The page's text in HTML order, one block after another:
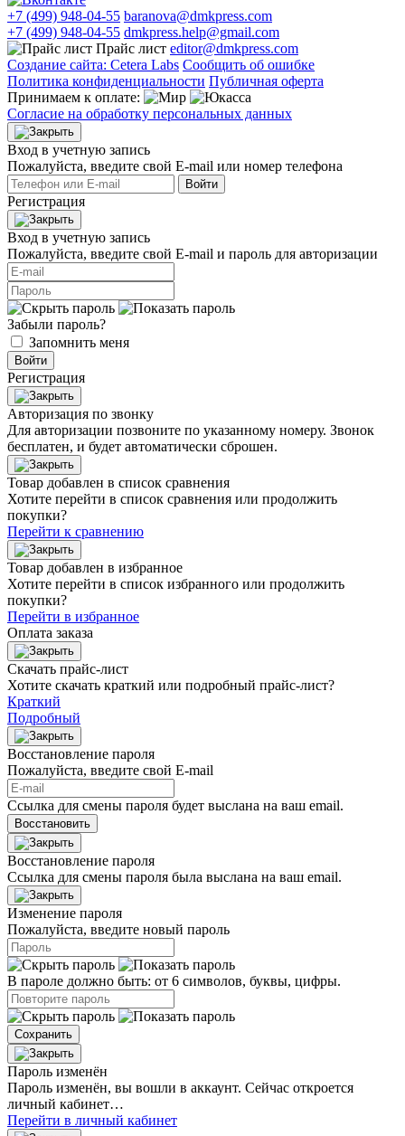
+7 (499) 948-04-55 baranova@dmkpress.com
+7 (499) 948-04-55 dmkpress.help@gmail.com
Прайс лист editor@dmkpress.com
Создание сайта: Cetera Labs Сообщить об ошибке
Политика конфиденциальности Публичная оферта
Принимаем к оплате:
Согласие на обработку персональных данных
Вход в учетную запись
Пожалуйста, введите свой E‑mail или номер телефона
Войти
Регистрация
Вход в учетную запись
Пожалуйста, введите свой E‑mail и пароль для авторизации
Забыли пароль?
Запомнить меня
Войти
Регистрация
Авторизация по звонку
Для авторизации позвоните по указанному номеру. Звонок
бесплатен, и будет автоматически сброшен.
Товар добавлен в список сравнения
Хотите перейти в список сравнения или продолжить
покупки?
Перейти к сравнению
Товар добавлен в избранное
Хотите перейти в список избранного или продолжить
покупки?
Перейти в избранное
Оплата заказа
Скачать прайс-лист
Хотите скачать краткий или подробный прайс-лист?
Краткий
Подробный
Восстановление пароля
Пожалуйста, введите свой E‑mail
Ссылка для смены пароля будет выслана на ваш email.
Восстановить
Восстановление пароля
Ссылка для смены пароля была выслана на ваш email.
Изменение пароля
Пожалуйста, введите новый пароль
В пароле должно быть: от 6 символов, буквы, цифры.
Сохранить
Пароль изменён
Пароль изменён, вы вошли в аккаунт. Сейчас откроется
личный кабинет…
Перейти в личный кабинет